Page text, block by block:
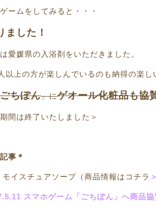
ームをしてみると・・・
ました！
愛媛県の入浴剤をいただきました。
以上の方が楽しんでいるのも納得の楽し
ごちぽん」にゲオール化粧品も協
間は終了いたしました＞
事＊
モイスチュアソープ（商品情報はコチラ
スマホゲーム「ごちぽん」へ商品協